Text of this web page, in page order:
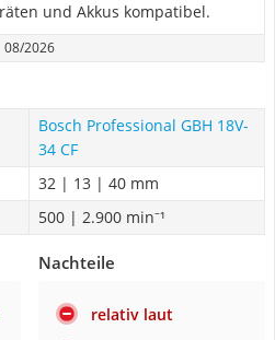
und Akkus kompatibel.
08/2026
Bosch Professional GBH 18V-
34 CF
32 | 13 | 40 mm
500 | 2.900 min⁻¹
Nachteile
relativ laut